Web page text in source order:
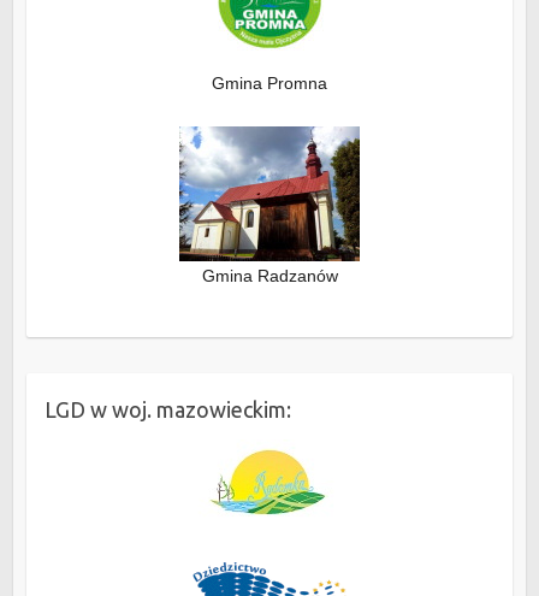
Gmina Promna
Gmina Radzanów
LGD w woj. mazowieckim: